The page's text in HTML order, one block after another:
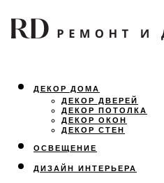
ДЕКОР ДОМА
ДЕКОР ДВЕРЕЙ
ДЕКОР ПОТОЛКА
ДЕКОР ОКОН
ДЕКОР СТЕН
ОСВЕЩЕНИЕ
ДИЗАЙН ИНТЕРЬЕРА